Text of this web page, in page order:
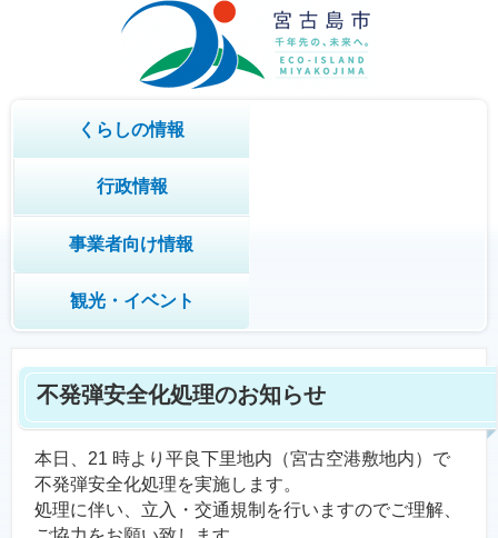
くらしの情報
行政情報
事業者向け情報
観光・イベント
不発弾安全化処理のお知らせ
本日、21 時より平良下里地内（宮古空港敷地内）で
不発弾安全化処理を実施します。
処理に伴い、立入・交通規制を行いますのでご理解、